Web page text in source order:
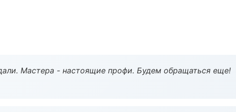
Мастера - настоящие профи. Будем обращаться еще!